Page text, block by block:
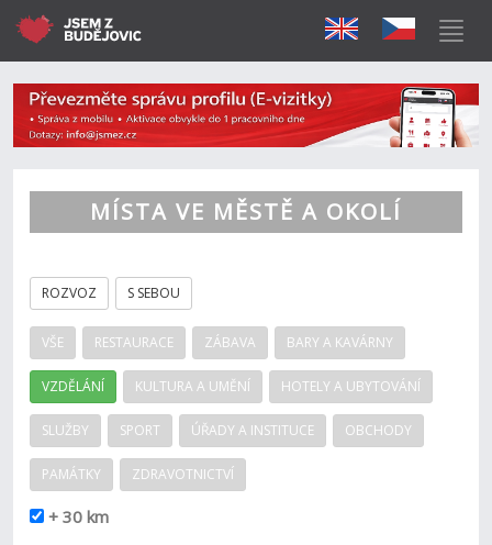
MÍSTA VE MĚSTĚ A OKOLÍ
ROZVOZ S SEBOU
VŠE RESTAURACE ZÁBAVA BARY A KAVÁRNY
VZDĚLÁNÍ KULTURA A UMĚNÍ HOTELY A UBYTOVÁNÍ
SLUŽBY SPORT ÚŘADY A INSTITUCE OBCHODY
PAMÁTKY ZDRAVOTNICTVÍ
+ 30 km